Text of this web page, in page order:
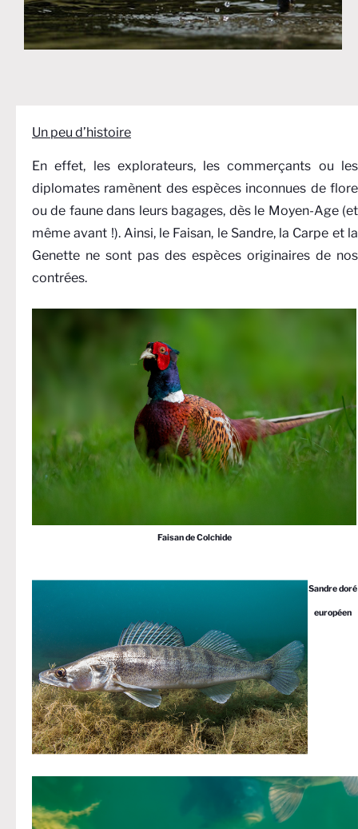
Un peu d’histoire
En effet, les explorateurs, les commerçants ou les
diplomates ramènent des espèces inconnues de flore
ou de faune dans leurs bagages, dès le Moyen-Age (et
même avant !). Ainsi, le Faisan, le Sandre, la Carpe et la
Genette ne sont pas des espèces originaires de nos
contrées.
Faisan de Colchide
Sandre doré
européen